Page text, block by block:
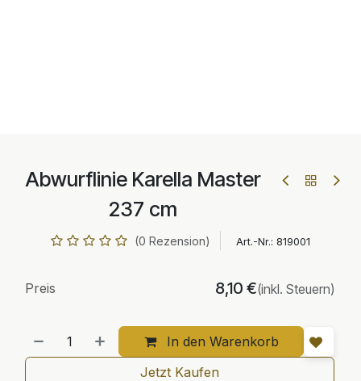
Abwurflinie Karella Master
237 cm
(0 Rezension) Art.-Nr.: 819001
In den Warenkorb
Preis 8,10 €(inkl. Steuern)
Jetzt Kaufen